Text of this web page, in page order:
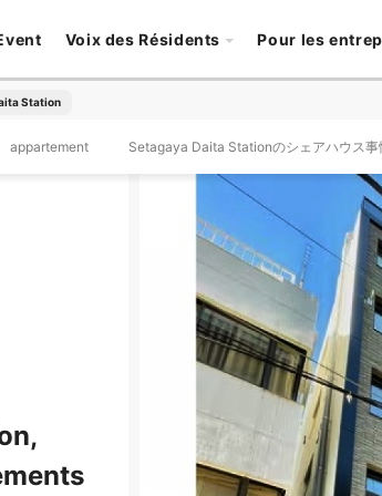
Voix des Résidents Pour les
Station
appartement Setagaya Daita Stationのシェアハウス事